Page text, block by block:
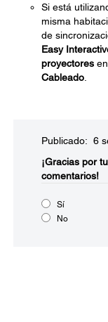
Si está
misma
de
Easy
proyectores
Cableado
Publicado: 6
¡Gracias por
comentarios!
Sí
No